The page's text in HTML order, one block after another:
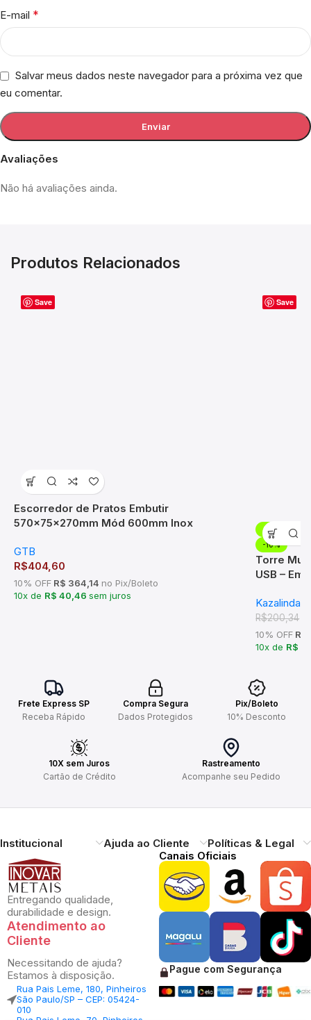
Avaliações
Não há avaliações ainda.
E-mail *
Salvar meus dados neste navegador para a próxima vez que
eu comentar.
Produtos Relacionados
Save
Escorredor de Pratos Embutir
570x75x270mm Mód 600mm Inox
GTB
R$404,60
10% OFF R$ 364,14 no Pix/Boleto
10x de R$ 40,46 sem juros
Save
-10%
-10%
Torre
USB –
Kazalinda
R$200,34
10% OFF R$
10x de R$
Frete Express SP
Receba Rápido
Compra Segura
Dados Protegidos
Pix/Boleto
10% Desconto
10X sem Juros
Cartão de Crédito
Rastreamento
Acompanhe seu Pedido
Institucional Ajuda ao Cliente Políticas & Legal
Entregando qualidade,
durabilidade e design.
Atendimento ao
Cliente
Necessitando de ajuda?
Estamos à disposição.
Rua Pais Leme, 180, Pinheiros
São Paulo/SP – CEP: 05424-
010
Canais Oficiais
Pague com Segurança